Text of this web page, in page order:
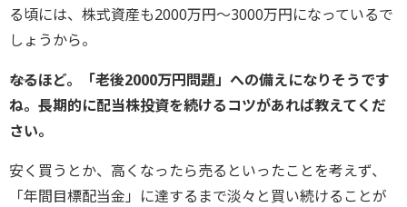
る頃には、株式資産も2000万円～3000万円になっているで
しょうから。
――なるほど。「老後2000万円問題」への備えになりそうです
ね。長期的に配当株投資を続けるコツがあれば教えてくだ
さい。
安く買うとか、高くなったら売るといったことを考えず、
「年間目標配当金」に達するまで淡々と買い続けることが